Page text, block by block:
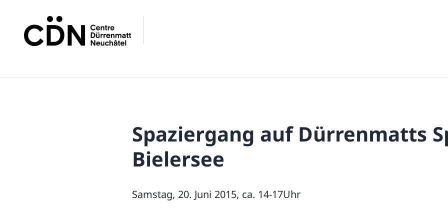
Spaziergang auf Dürrenmatts
Bielersee
Samstag, 20. Juni 2015, ca. 14-17Uhr